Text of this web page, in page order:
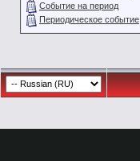
Событие на период
Периодическое событие